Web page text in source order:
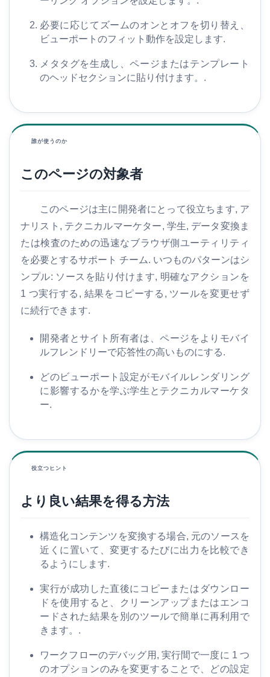
必要に応じてズームのオンとオフを切り替え、
ビューポートのフィット動作を設定します.
メタタグを生成し、ページまたはテンプレート
のヘッドセクションに貼り付けます。.
誰が使うのか
このページの対象者
このページは主に開発者にとって役立ちます, ア
ナリスト, テクニカルマーケター, 学生, データ変換ま
たは検査のための迅速なブラウザ側ユーティリティ
を必要とするサポート チーム. いつものパターンはシ
ンプル: ソースを貼り付けます, 明確なアクションを
1 つ実行する, 結果をコピーする, ツールを変更せず
に続行できます.
開発者とサイト所有者は、ページをよりモバイ
ルフレンドリーで応答性の高いものにする.
どのビューポート設定がモバイルレンダリング
に影響するかを学ぶ学生とテクニカルマーケタ
ー.
役立つヒント
より良い結果を得る方法
構造化コンテンツを変換する場合, 元のソースを
近くに置いて、変更するたびに出力を比較でき
るようにします.
実行が成功した直後にコピーまたはダウンロー
ドを使用すると、クリーンアップまたはエンコ
ードされた結果を別のツールで簡単に再利用で
きます。.
ワークフローのデバッグ用, 実行間で一度に 1 つ
のオプションのみを変更することで、どの設定